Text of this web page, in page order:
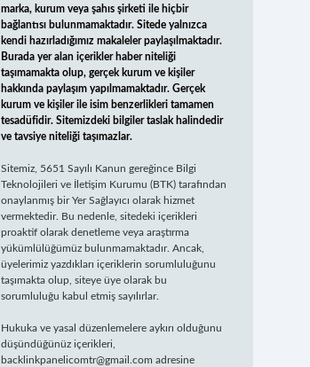
marka, kurum veya şahıs şirketi ile hiçbir
bağlantısı bulunmamaktadır. Sitede yalnızca
kendi hazırladığımız makaleler paylaşılmaktadır.
Burada yer alan içerikler haber niteliği
taşımamakta olup, gerçek kurum ve kişiler
hakkında paylaşım yapılmamaktadır. Gerçek
kurum ve kişiler ile isim benzerlikleri tamamen
tesadüfidir. Sitemizdeki bilgiler taslak halindedir
ve tavsiye niteliği taşımazlar.
Sitemiz, 5651 Sayılı Kanun gereğince Bilgi
Teknolojileri ve İletişim Kurumu (BTK) tarafından
onaylanmış bir Yer Sağlayıcı olarak hizmet
vermektedir. Bu nedenle, sitedeki içerikleri
proaktif olarak denetleme veya araştırma
yükümlülüğümüz bulunmamaktadır. Ancak,
üyelerimiz yazdıkları içeriklerin sorumluluğunu
taşımakta olup, siteye üye olarak bu
sorumluluğu kabul etmiş sayılırlar.
Hukuka ve yasal düzenlemelere aykırı olduğunu
düşündüğünüz içerikleri,
backlinkpanelicomtr@gmail.com adresine